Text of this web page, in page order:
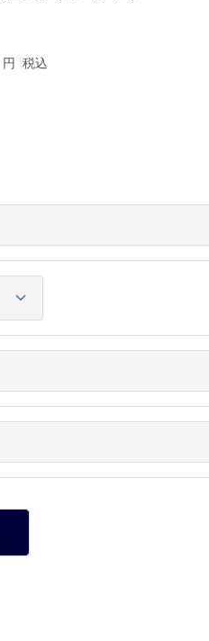
円 税込